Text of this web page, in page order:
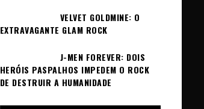
VELVET GOLDMINE: O
EXTRAVAGANTE GLAM ROCK
J-MEN FOREVER: DOIS
HERÓIS PASPALHOS IMPEDEM O ROCK
DE DESTRUIR A HUMANIDADE